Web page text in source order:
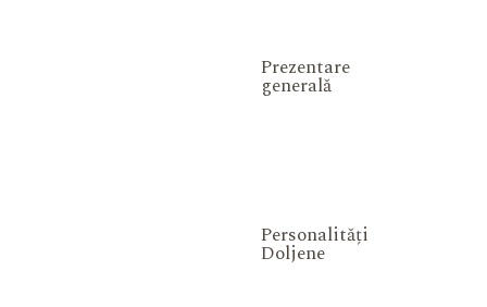
Prezentare
generală
Personalități
Doljene